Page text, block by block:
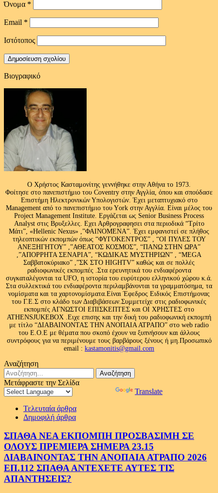
Όνομα *
Email *
Ιστότοπος
Βιογραφικό
Ο Χρήστος Κασταμονίτης γεννήθηκε στην Αθήνα το 1973.
Φοίτησε στο πανεπιστήμιο του Coventry στην Αγγλία, όπου και σπούδασε
Επιστήμη Ηλεκτρονικών Υπολογιστών. Έχει μεταπτυχιακό στο
Management από το πανεπιστήμιο του Υork στην Αγγλία. Είναι μέλος του
Project Management Institute. Εργάζεται ως Senior Business Process
Analyst στις Βρυξελλες. Εχει Αρθρογραφησει στα περιοδικά “Τρίτο
Μάτι”, «Hellenic Nexus» ,”ΦΑΙΝΟΜΕΝΑ”. Έχει εμφανιστεί σε πλήθος
τηλεοπτικών εκπομπών όπως “ΦΥΓΟΚΕΝΤΡΟΣ” , “ΟΙ ΠΥΛΕΣ ΤΟΥ
ΑΝΕΞΗΓΗΤΟΥ” ,”ΑΘΕΑΤΟΣ ΚΟΣΜΟΣ”, “ΠΑΝΩ ΣΤΗΝ ΩΡΑ”
,”ΑΠΟΡΡΗΤΑ ΣΕΝΑΡΙΑ”, “ΚΩΔΙΚΑΣ ΜΥΣΤΗΡΙΩΝ” , “MEGA
Σαββατοκύριακο” ,”ΣΚ ΣΤΟ HIGHTV” καθώς και σε πολλές
ραδιοφωνικές εκπομπές .Στα ερευνητικά του ενδιαφέροντα
συγκαταλέγονται τα UFO, η ιστορία του ευρύτερου ελληνικού χώρου κ.ά.
Στα συλλεκτικά του ενδιαφέροντα περιλαμβάνονται τα γραμματόσημα, τα
νομίσματα και τα χαρτονομίσματα.Είναι Έφεδρος Ειδικός Επιστήμονας
του Γ.Ε.Σ στο κλάδο των Διαβιβάσεων.Συμμετείχε στις ραδιοφωνικές
εκπομπές ΑΓΝΩΣΤΟΙ ΕΠΙΣΚΕΠΤΕΣ και ΟΙ ΧΡΗΣΤΕΣ στο
ATHENSJUKEBOX .Ειχε επισης και την δική του ραδιοφωνική εκπομπή
με τίτλο “ΔΙΑΒΑΙΝΟΝΤΑΣ ΤΗΝ ΑΝΟΠΑΙΑ ΑΤΡΑΠΟ” στο web radio
του Ε.Ο.Ε με θέματα που σκοπό έχουν να ξυπνήσουν και άλλους
συντρόφους για να περιμένουμε τους βαρβάρους ξένους ή μη.Προσωπικό
email : kastamonitis@gmail.com
Αναζήτηση
Αναζήτηση
για:
Μετάφραστε την Σελίδα
Translate
Τελευταία άρθρα
Δημοφιλή άρθρα
ΣΠΑΘΑ ΝΕΑ ΕΚΠΟΜΠΗ ΠΡΟΣΒΑΣΙΜΗ ΣΕ
ΟΛΟΥΣ ΠΡΕΜΙΕΡΑ ΣΗΜΕΡΑ 23.15
ΔΙΑΒΑΙΝΟΝΤΑΣ ΤΗΝ ΑΝΟΠΑΙΑ ΑΤΡΑΠΟ 2026
ΕΠ.112 ΣΠΑΘΑ ΑΝΤΕΧΕΤΕ ΑΥΤΕΣ ΤΙΣ
ΑΠΑΝΤΗΣΕΙΣ?